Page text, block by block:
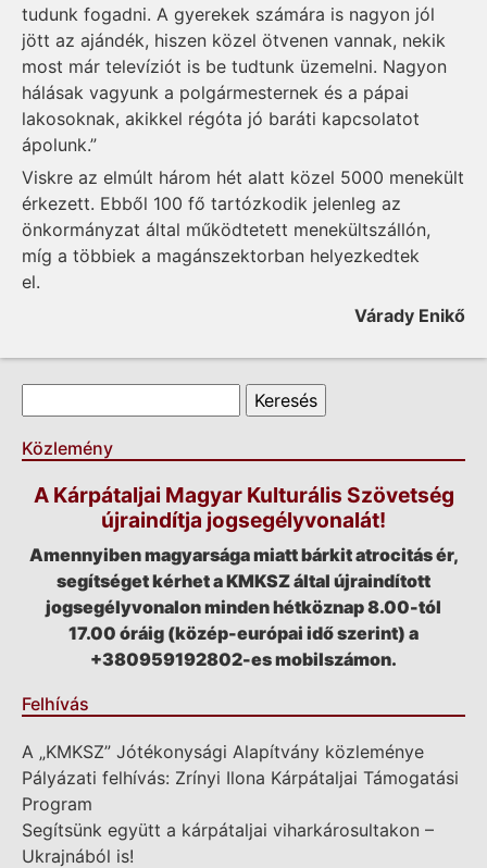
tudunk fogadni. A gyerekek számára is nagyon jól
jött az ajándék, hiszen közel ötvenen vannak, nekik
most már televíziót is be tudtunk üzemelni. Nagyon
hálásak vagyunk a polgármesternek és a pápai
lakosoknak, akikkel régóta jó baráti kapcsolatot
ápolunk.”
Viskre az elmúlt három hét alatt közel 5000 menekült
érkezett. Ebből 100 fő tartózkodik jelenleg az
önkormányzat által működtetett menekültszállón,
míg a többiek a magánszektorban helyezkedtek
el.
Várady Enikő
Keresés űrlap
Keresés
Közlemény
A Kárpátaljai Magyar Kulturális Szövetség
újraindítja jogsegélyvonalát!
Amennyiben magyarsága miatt bárkit atrocitás ér,
segítséget kérhet a KMKSZ által újraindított
jogsegélyvonalon minden hétköznap 8.00-tól
17.00 óráig (közép-európai idő szerint) a
+380959192802-es mobilszámon.
Felhívás
A „KMKSZ” Jótékonysági Alapítvány közleménye
Pályázati felhívás: Zrínyi Ilona Kárpátaljai Támogatási
Program
Segítsünk együtt a kárpátaljai viharkárosultakon –
Ukrajnából is!